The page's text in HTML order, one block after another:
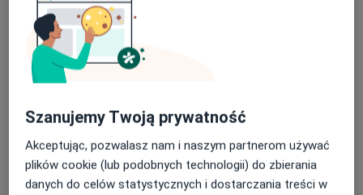
Bezpieczne płatności
Psycholog, Psychotraumatolog, Psychoterapeuta
Adres Online
Szanujemy Twoją prywatność
Akceptując, pozwalasz nam i naszym partnerom używać
plików cookie (lub podobnych technologii) do zbierania
danych do celów statystycznych i dostarczania treści w